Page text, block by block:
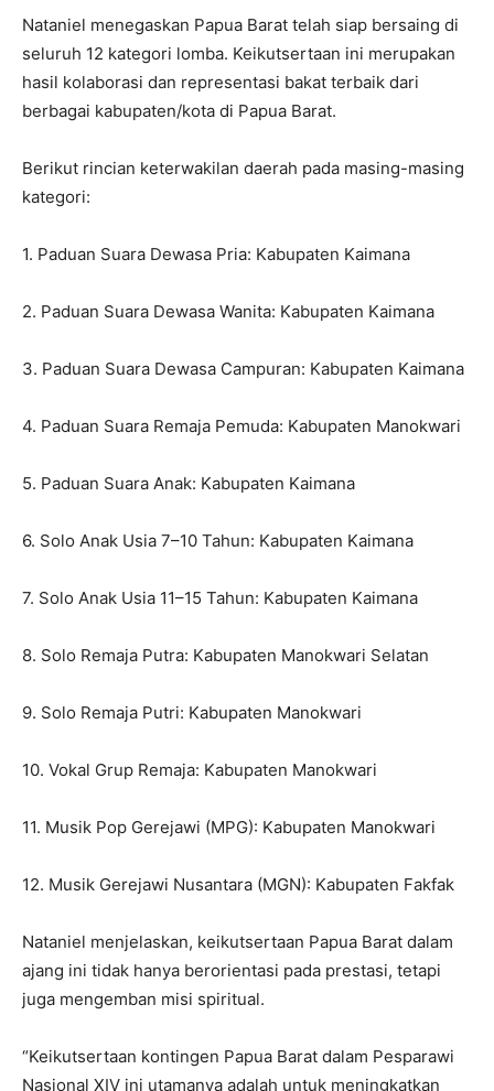
Nataniel menegaskan Papua Barat telah siap bersaing di
seluruh 12 kategori lomba. Keikutsertaan ini merupakan
hasil kolaborasi dan representasi bakat terbaik dari
berbagai kabupaten/kota di Papua Barat.
Berikut rincian keterwakilan daerah pada masing-masing
kategori:
1. Paduan Suara Dewasa Pria: Kabupaten Kaimana
2. Paduan Suara Dewasa Wanita: Kabupaten Kaimana
3. Paduan Suara Dewasa Campuran: Kabupaten Kaimana
4. Paduan Suara Remaja Pemuda: Kabupaten Manokwari
5. Paduan Suara Anak: Kabupaten Kaimana
6. Solo Anak Usia 7–10 Tahun: Kabupaten Kaimana
7. Solo Anak Usia 11–15 Tahun: Kabupaten Kaimana
8. Solo Remaja Putra: Kabupaten Manokwari Selatan
9. Solo Remaja Putri: Kabupaten Manokwari
10. Vokal Grup Remaja: Kabupaten Manokwari
11. Musik Pop Gerejawi (MPG): Kabupaten Manokwari
12. Musik Gerejawi Nusantara (MGN): Kabupaten Fakfak
Nataniel menjelaskan, keikutsertaan Papua Barat dalam
ajang ini tidak hanya berorientasi pada prestasi, tetapi
juga mengemban misi spiritual.
“Keikutsertaan kontingen Papua Barat dalam Pesparawi
Nasional XIV ini utamanya adalah untuk meningkatkan